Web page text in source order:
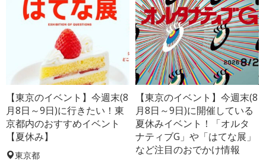
【東京のイベント】今週末(8
月8日～9日)に行きたい！東
京都内のおすすめイベント
【夏休み】
東京都
【東京のイベント】今週末(8
月8日～9日)に開催している
夏休みイベント！「オルタ
ナティブG」や「はてな展」
など注目のおでかけ情報